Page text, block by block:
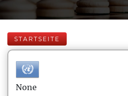
STARTSEITE
None